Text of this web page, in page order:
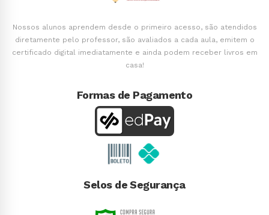
Nossos alunos aprendem desde o primeiro acesso, são atendidos
diretamente pelo professor, são avaliados a cada aula, emitem o
certificado digital imediatamente e ainda podem receber livros em
casa!
Formas de Pagamento
Selos de Segurança